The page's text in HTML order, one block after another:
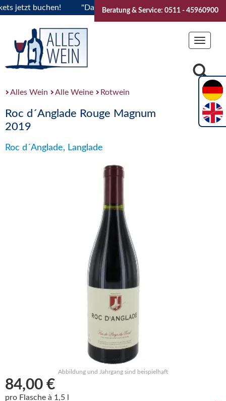
jetzt buchen! "Das Sommerfest 2026" Vive la
Beratung & Service: 0511 - 45960900
Toggle
Alles Wein Alle Weine Rotwein
Roc d´Anglade Rouge Magnum
2019
Roc d´Anglade, Langlade
Abbildung und Jahrgang sind beispielhaft
84,00 €
pro Flasche à 1,5 l